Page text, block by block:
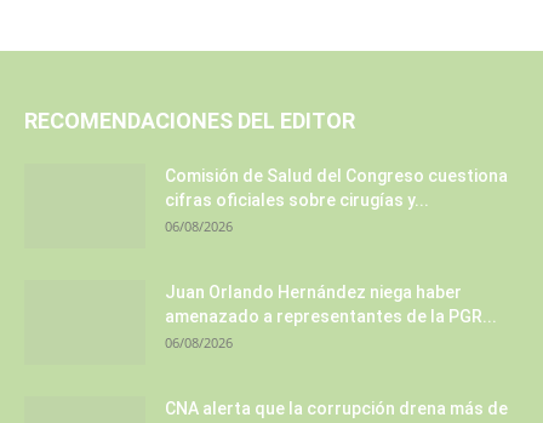
RECOMENDACIONES DEL EDITOR
Comisión de Salud del Congreso cuestiona
cifras oficiales sobre cirugías y...
06/08/2026
Juan Orlando Hernández niega haber
amenazado a representantes de la PGR...
06/08/2026
CNA alerta que la corrupción drena más de